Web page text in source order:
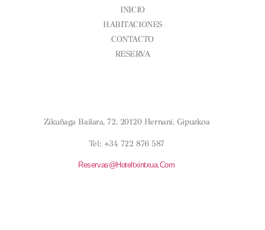
INICIO
HABITACIONES
CONTACTO
RESERVA
Zikuñaga Bailara, 72, 20120 Hernani, Gipuzkoa
Tel: +34 722 876 587
Reservas@hoteltxintxua.com